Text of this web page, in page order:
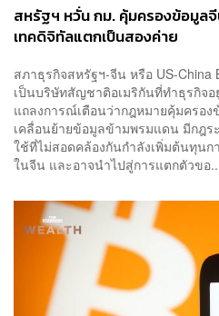
สหรัฐฯ หวั่น กม. คุ้มครองข้อมูล
เทคดิจิทัลแตกเป็นสองค่าย
สภาธุรกิจสหรัฐฯ-จีน หรือ US-China
เป็นบริษัทสัญชาติอเมริกันที่ทำธุรกิจอ
แถลงการณ์เตือนว่ากฎหมายคุ้มครอ
เคลื่อนย้ายข้อมูลข้ามพรมแดน มีกฎร
ใช้ที่ไม่สอดคล้องกันกำลังเพิ่มต้นทุน
ในจีน และอาจนำไปสู่การแตกตัวขอ